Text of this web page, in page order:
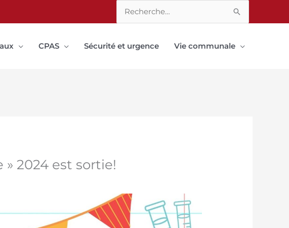
Rechercher :
CPAS Sécurité et urgence Vie communale
2024 est sortie!